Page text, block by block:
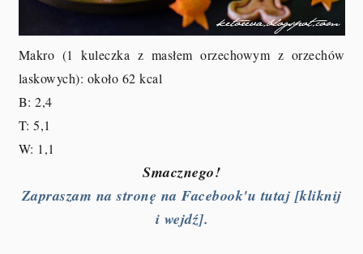
Makro (1 kuleczka z masłem orzechowym z orzechów
laskowych): około 62 kcal
B: 2,4
T: 5,1
W: 1,1
Smacznego!
Zapraszam na stronę na Facebook'u tutaj [kliknij
i wejdź].